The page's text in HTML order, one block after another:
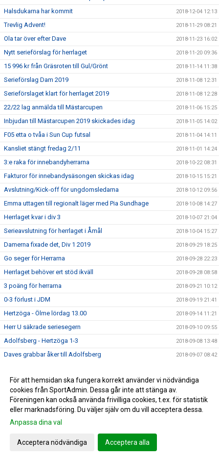
Halsdukarna har kommit 2018-12-04 12:13
Trevlig Advent! 2018-11-29 08:21
Ola tar över efter Dave 2018-11-23 16:02
Nytt serieförslag för herrlaget 2018-11-20 09:36
15 996 kr från Gräsroten till Gul/Grönt 2018-11-14 11:38
Serieförslag Dam 2019 2018-11-08 12:31
Serieförslaget klart för herrlaget 2019 2018-11-08 12:28
22/22 lag anmälda till Mästarcupen 2018-11-06 15:25
Inbjudan till Mästarcupen 2019 skickades idag 2018-11-05 14:02
F05 etta o tvåa i Sun Cup futsal 2018-11-04 14:11
Kansliet stängt fredag 2/11 2018-11-01 14:24
3:e raka för innebandyherrarna 2018-10-22 08:31
Fakturor för innebandysäsongen skickas idag 2018-10-15 15:21
Avslutning/Kick-off för ungdomsledarna 2018-10-12 09:56
Emma uttagen till regionalt läger med Pia Sundhage 2018-10-08 14:27
Herrlaget kvar i div 3 2018-10-07 21:04
Serieavslutning för herrlaget i Åmål 2018-10-04 15:27
Damerna fixade det, Div 1 2019 2018-09-29 18:25
Go seger för Herrarna 2018-09-28 22:23
Herrlaget behöver ert stöd ikväll 2018-09-28 08:58
3 poäng för herrarna 2018-09-21 10:12
0-3 förlust i JDM 2018-09-19 21:41
Hertzöga - Ölme lördag 13.00 2018-09-14 11:21
Herr U säkrade seriesegern 2018-09-10 09:55
Adolfsberg - Hertzöga 1-3 2018-09-08 13:48
Daves grabbar åker till Adolfsberg 2018-09-07 08:42
Ödesmatch för herrlaget 2018-08-31 12:48
Pontus Johansson och Maria Busk inspirerar 2018-08-28 12:22
Utlottade priser från Målkronan 2018-08-20 08:33
Tung förlust för herrlaget mot FF
För att hemsidan ska fungera korrekt använder vi nödvändiga
cookies från SportAdmin. Dessa går inte att stänga av.
Föreningen kan också använda frivilliga cookies, t.ex. för statistik
eller marknadsföring. Du väljer själv om du vill acceptera dessa.
Anpassa dina val
Acceptera nödvändiga Acceptera alla